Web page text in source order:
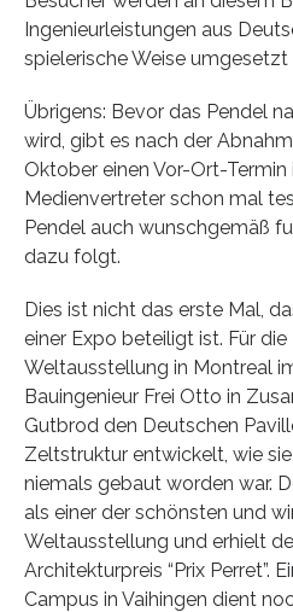
Ingenieurleistungen aus
spielerische Weise umgesetzt
Übrigens: Bevor das Pendel
wird, gibt es nach der
Oktober einen Vor-Ort-
Medienvertreter schon mal
Pendel auch wunschgemäß
dazu folgt.
Dies ist nicht das erste Mal,
einer Expo beteiligt ist. Für
Weltausstellung in Montreal
Bauingenieur Frei Otto in
Gutbrod den Deutschen
Zeltstruktur entwickelt, wie
niemals gebaut worden war.
als einer der schönsten und
Weltausstellung und erhielt
Architekturpreis “Prix Perret”.
Campus in Vaihingen dient